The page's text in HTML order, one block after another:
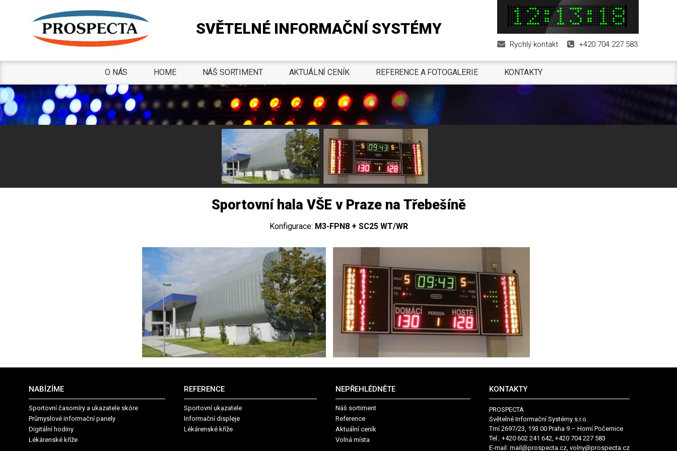
SVĚTELNÉ INFORMAČNÍ SYSTÉMY
Rychlý kontakt +420 704 227 583
O NÁS HOME NÁŠ SORTIMENT AKTUÁLNÍ CENÍK REFERENCE A FOTOGALERIE KONTAKTY
Sportovní hala VŠE v Praze na Třebešíně
Konfigurace: M3-FPN8 + SC25 WT/WR
NABÍZÍME
Sportovní časomíry a ukazatele skóre
Průmyslové informační panely
Digitální hodiny
Lékárenské kříže
REFERENCE
Sportovní ukazatele
Informační displeje
Lékárenské kříže
NEPŘEHLÉDNĚTE
Náš sortiment
Reference
Aktuální ceník
Volná místa
KONTAKTY
PROSPECTA
Světelné Informační Systémy s.r.o.
Trní 2697/23, 193 00 Praha 9 – Horní Počernice
Tel.: +420 602 241 642, +420 704 227 583
E-mail: mail@prospecta.cz, volny@prospecta.cz